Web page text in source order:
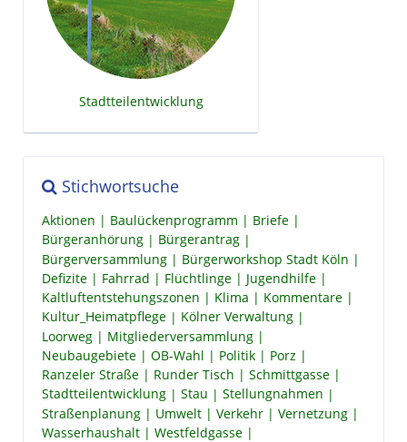
Stadtteilentwicklung
Stichwortsuche
Aktionen Baulückenprogramm
Briefe
Bürgeranhörung
Bürgerantrag
Bürgerversammlung
Bürgerworkshop Stadt Köln
Defizite
Fahrrad Flüchtlinge
Jugendhilfe
Kaltluftentstehungszonen
Klima
Kommentare
Kultur_Heimatpflege
Kölner Verwaltung
Loorweg
Mitgliederversammlung
Neubaugebiete
OB-Wahl Politik
Porz
Ranzeler Straße
Runder Tisch
Schmittgasse
Stadtteilentwicklung
Stau
Stellungnahmen
Straßenplanung
Umwelt Verkehr
Vernetzung
Wasserhaushalt
Westfeldgasse